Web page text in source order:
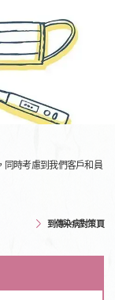
同時考慮到我們客戶和員
到傳染病對策頁